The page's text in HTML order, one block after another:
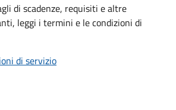
di scadenze, requisiti e altre
leggi i termini e le condizioni di
di servizio